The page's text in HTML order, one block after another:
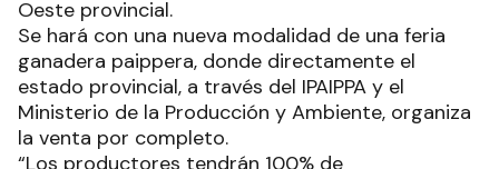
Oeste provincial.
Se hará con una nueva modalidad de una feria
ganadera paippera, donde directamente el
estado provincial, a través del IPAIPPA y el
Ministerio de la Producción y Ambiente, organiza
la venta por completo.
“Los productores tendrán 100% de